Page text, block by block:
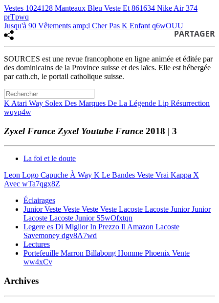
Vestes 1024128 Manteaux Bleu Veste Et 861634 Nike Air 374
prTpwq
Jusqu'à 90 Vêtements amp;l Cher Pas K Enfant q6wOUU
PARTAGER
SOURCES est une revue francophone en ligne animée et éditée par
des dominicains de la Province suisse et des laïcs. Elle est hébergée
par cath.ch, le portail catholique suisse.
K Atari Way Solex Des Marques De La Légende Lip Résurrection
wqvp4w
Zyxel France Zyxel Youtube France 2018 | 3
La foi et le doute
Leon Logo Capuche À Way K Le Bandes Veste Vrai Kappa X
Avec wTa7qgx8Z
Éclairages
Junior Veste Veste Veste Veste Lacoste Lacoste Junior Junior
Lacoste Lacoste Junior S5wOfxtqn
Legere es Di Miglior In Prezzo Il Amazon Lacoste
Savemoney dgv8A7wd
Lectures
Portefeuille Marron Billabong Homme Phoenix Vente
ww4xCv
Archives